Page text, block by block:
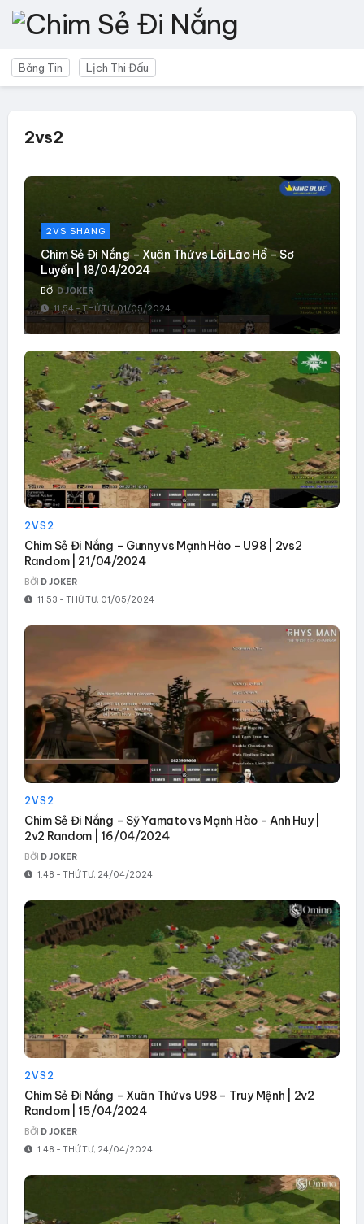
Bảng Tin Lịch Thi Đấu
2vs2
2VS SHANG
Chim Sẻ Đi Nắng – Xuân Thứ vs Lôi Lão Hổ – Sơ
Luyến | 18/04/2024
BỞI D JOKER
11:54 - THỨ TƯ, 01/05/2024
2VS2
Chim Sẻ Đi Nắng – Gunny vs Mạnh Hào – U98 | 2vs2
Random | 21/04/2024
BỞI D JOKER
11:53 - THỨ TƯ, 01/05/2024
2VS2
Chim Sẻ Đi Nắng – Sỹ Yamato vs Mạnh Hào – Anh Huy |
2v2 Random | 16/04/2024
BỞI D JOKER
1:48 - THỨ TƯ, 24/04/2024
2VS2
Chim Sẻ Đi Nắng – Xuân Thứ vs U98 – Truy Mệnh | 2v2
Random | 15/04/2024
BỞI D JOKER
1:48 - THỨ TƯ, 24/04/2024